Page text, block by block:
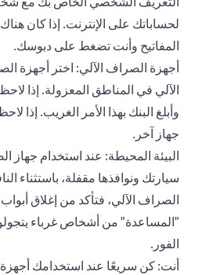
لحساباتك على الإنترنت. إذا كان
المفاتيح وأنت تضغط على دبوسك.
أجهزة الصراف الآلي: اختر أجهزة
الآلي في المناطق المعزولة. إذا
وأبلغ البنك بهذا الأمر الغريب.
جهاز آخر.
البيئة المحيطة: عند استخدام جهاز
سيارتك ونوافذها مقفلة، باستثناء
الصراف الآلي، فتأكد من إغلاق
"المساعدة" من أشخاص غرباء
الفور.
أنت: كن سريعًا عند استخدامك